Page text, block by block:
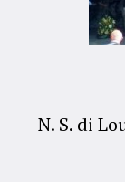
N. S. di